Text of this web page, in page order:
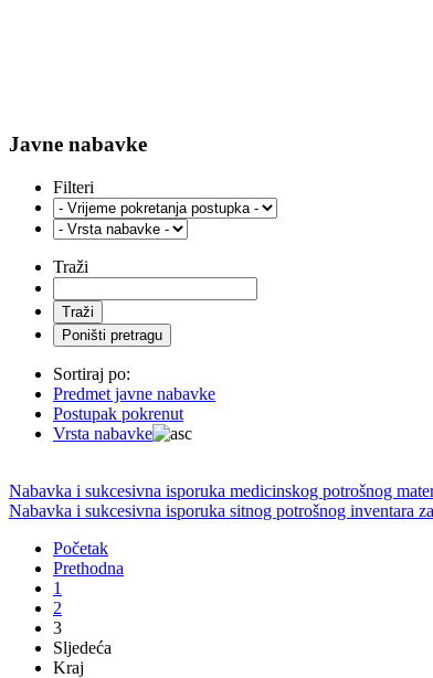
Javne nabavke
Filteri
Traži
Sortiraj po:
Predmet javne nabavke
Postupak pokrenut
Vrsta nabavke
Nabavka i sukcesivna isporuka medicinskog potrošnog
Nabavka i sukcesivna isporuka sitnog potrošnog inventara
Početak
Prethodna
1
2
3
Sljedeća
Kraj